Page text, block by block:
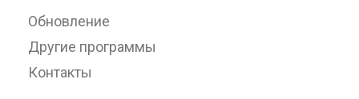
Обновление
Другие программы
Контакты